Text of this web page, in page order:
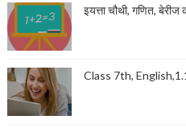
इयत्ता चौथी, गणित, बेरीज
Class 7th,